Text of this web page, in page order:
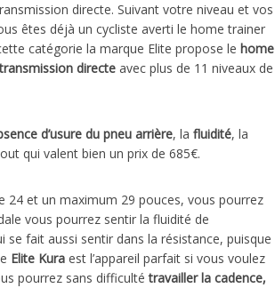
directe. Suivant votre niveau et vos
êtes déjà un cycliste averti le home trainer
catégorie la marque Elite propose le home
transmission directe avec plus de 11 niveaux de
d’usure du pneu arrière, la fluidité, la
qui valent bien un prix de 685€.
et un maximum 29 pouces, vous pourrez
vous pourrez sentir la fluidité de
fait aussi sentir dans la résistance, puisque
Elite Kura est l’appareil parfait si vous voulez
pourrez sans difficultétravailler la cadence,